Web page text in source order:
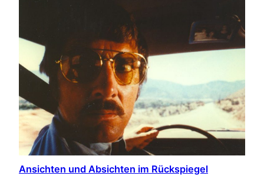
Ansichten und Absichten im Rückspiegel